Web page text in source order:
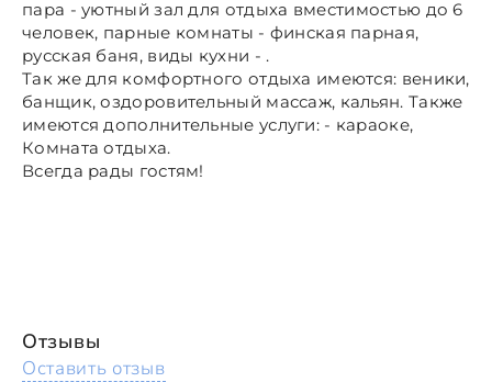
пара - уютный зал для отдыха вместимостью до 6
человек, парные комнаты - финская парная,
русская баня, виды кухни - .
Так же для комфортного отдыха имеются: веники,
банщик, оздоровительный массаж, кальян. Также
имеются дополнительные услуги: - караоке,
Комната отдыха.
Всегда рады гостям!
Отзывы
Оставить отзыв